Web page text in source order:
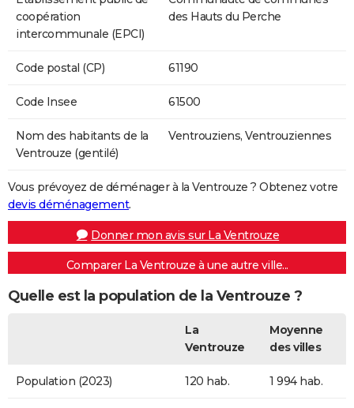
coopération
intercommunale (EPCI)
des Hauts du Perche
Code postal (CP) 61190
Code Insee 61500
Nom des habitants de la
Ventrouze (gentilé)
Ventrouziens, Ventrouziennes
Vous prévoyez de déménager à la Ventrouze ? Obtenez votre
devis déménagement.
Donner mon avis sur La Ventrouze
Comparer La Ventrouze à une autre ville...
Quelle est la population de la Ventrouze ?
La
Ventrouze
Moyenne
des villes
Population (2023) 120 hab. 1 994 hab.